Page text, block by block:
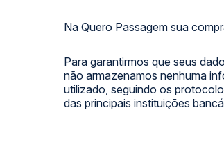
Na Quero Passagem sua
Para garantirmos que seus
não armazenamos nenhuma
utilizado, seguindo os
das principais instituições